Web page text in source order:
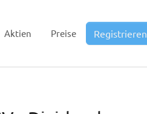
Aktien Preise Registrieren